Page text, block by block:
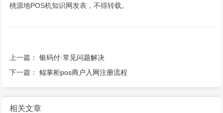
桃源地POS机知识网发表，不得转载。
上一篇：银码付·常见问题解决
下一篇：鲲掌柜pos商户入网注册流程
相关文章